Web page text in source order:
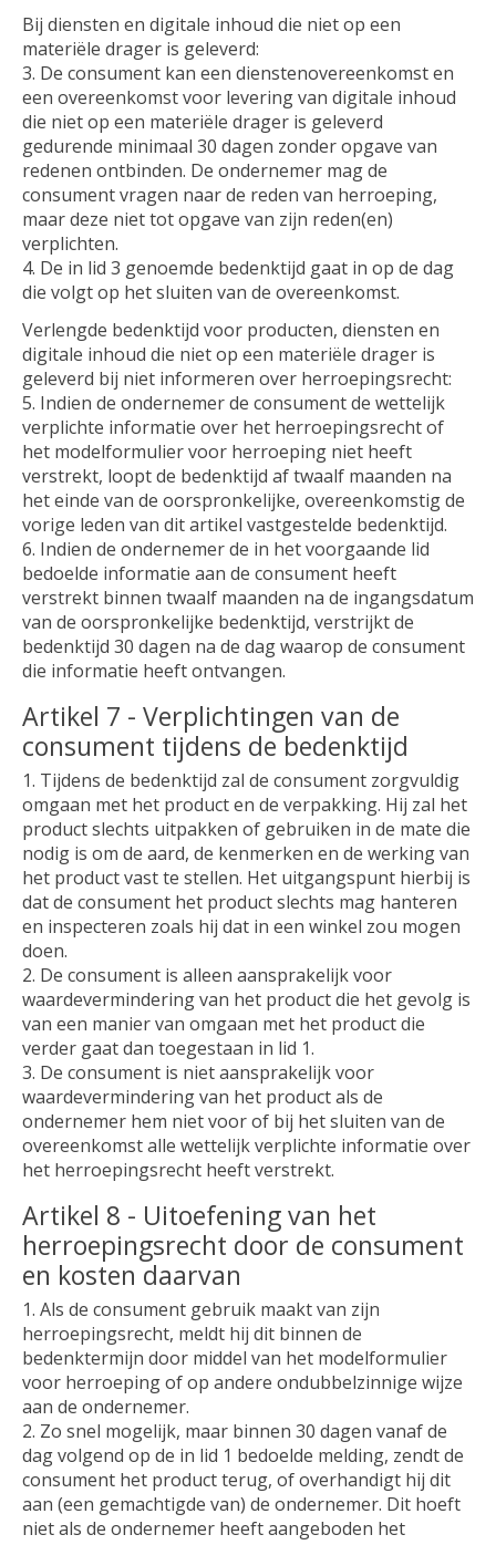
Bij diensten en digitale inhoud die niet op een
materiële drager is geleverd:
3. De consument kan een dienstenovereenkomst en
een overeenkomst voor levering van digitale inhoud
die niet op een materiële drager is geleverd
gedurende minimaal 30 dagen zonder opgave van
redenen ontbinden. De ondernemer mag de
consument vragen naar de reden van herroeping,
maar deze niet tot opgave van zijn reden(en)
verplichten.
4. De in lid 3 genoemde bedenktijd gaat in op de dag
die volgt op het sluiten van de overeenkomst.
Verlengde bedenktijd voor producten, diensten en
digitale inhoud die niet op een materiële drager is
geleverd bij niet informeren over herroepingsrecht:
5. Indien de ondernemer de consument de wettelijk
verplichte informatie over het herroepingsrecht of
het modelformulier voor herroeping niet heeft
verstrekt, loopt de bedenktijd af twaalf maanden na
het einde van de oorspronkelijke, overeenkomstig de
vorige leden van dit artikel vastgestelde bedenktijd.
6. Indien de ondernemer de in het voorgaande lid
bedoelde informatie aan de consument heeft
verstrekt binnen twaalf maanden na de ingangsdatum
van de oorspronkelijke bedenktijd, verstrijkt de
bedenktijd 30 dagen na de dag waarop de consument
die informatie heeft ontvangen.
Artikel 7 - Verplichtingen van de
consument tijdens de bedenktijd
1. Tijdens de bedenktijd zal de consument zorgvuldig
omgaan met het product en de verpakking. Hij zal het
product slechts uitpakken of gebruiken in de mate die
nodig is om de aard, de kenmerken en de werking van
het product vast te stellen. Het uitgangspunt hierbij is
dat de consument het product slechts mag hanteren
en inspecteren zoals hij dat in een winkel zou mogen
doen.
2. De consument is alleen aansprakelijk voor
waardevermindering van het product die het gevolg is
van een manier van omgaan met het product die
verder gaat dan toegestaan in lid 1.
3. De consument is niet aansprakelijk voor
waardevermindering van het product als de
ondernemer hem niet voor of bij het sluiten van de
overeenkomst alle wettelijk verplichte informatie over
het herroepingsrecht heeft verstrekt.
Artikel 8 - Uitoefening van het
herroepingsrecht door de consument
en kosten daarvan
1. Als de consument gebruik maakt van zijn
herroepingsrecht, meldt hij dit binnen de
bedenktermijn door middel van het modelformulier
voor herroeping of op andere ondubbelzinnige wijze
aan de ondernemer.
2. Zo snel mogelijk, maar binnen 30 dagen vanaf de
dag volgend op de in lid 1 bedoelde melding, zendt de
consument het product terug, of overhandigt hij dit
aan (een gemachtigde van) de ondernemer. Dit hoeft
niet als de ondernemer heeft aangeboden het